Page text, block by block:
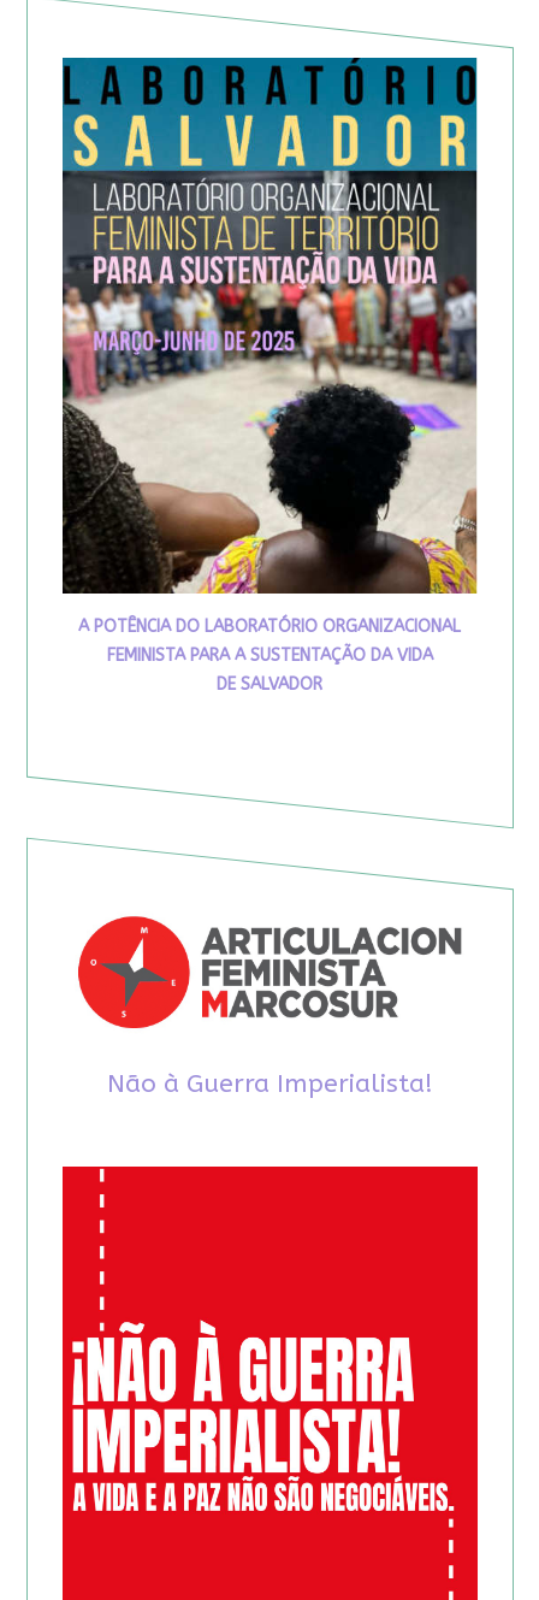
A POTÊNCIA DO LABORATÓRIO ORGANIZACIONAL
FEMINISTA PARA A SUSTENTAÇÃO DA VIDA
DE SALVADOR
Não à Guerra Imperialista!